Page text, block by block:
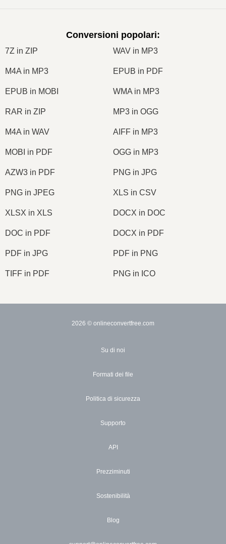
Conversioni popolari:
7Z in ZIP WAV in MP3
M4A in MP3 EPUB in PDF
EPUB in MOBI WMA in MP3
RAR in ZIP MP3 in OGG
M4A in WAV AIFF in MP3
MOBI in PDF OGG in MP3
AZW3 in PDF PNG in JPG
PNG in JPEG XLS in CSV
XLSX in XLS DOCX in DOC
DOC in PDF DOCX in PDF
PDF in JPG PDF in PNG
TIFF in PDF PNG in ICO
2026 © onlineconvertfree.com
Su di noi
Formati dei file
Politica di sicurezza
Supporto
API
Prezziminuti
Sostenibilità
Blog